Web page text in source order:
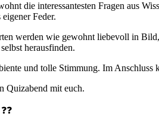
die interessantesten Fragen aus
Feder.
werden wie gewohnt liebevoll in
herausfinden.
und tolle Stimmung. Im
Quizabend mit euch.